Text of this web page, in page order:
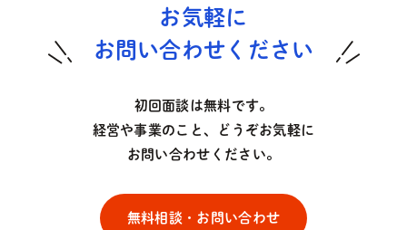
お気軽に
お問い合わせください
初回面談は無料です。
経営や事業のこと、どうぞお気軽に
お問い合わせください。
無料相談・お問い合わせ